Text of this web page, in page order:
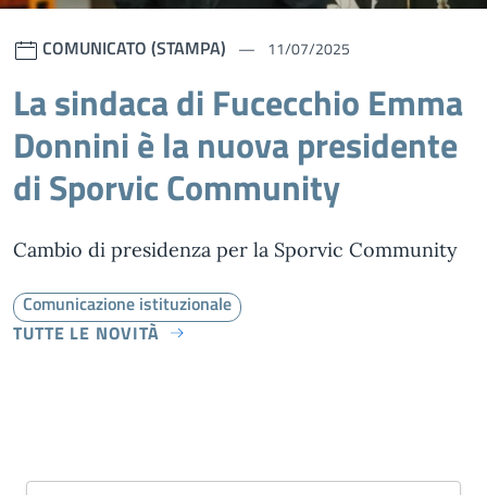
COMUNICATO (STAMPA) 11/07/2025
La sindaca di Fucecchio Emma
Donnini è la nuova presidente
di Sporvic Community
Cambio di presidenza per la Sporvic Community
Comunicazione istituzionale
TUTTE LE NOVITÀ